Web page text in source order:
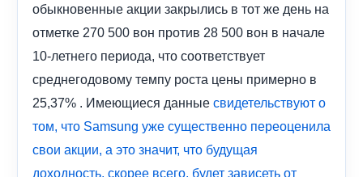
обыкновенные акции закрылись в тот же день на
отметке 270 500 вон против 28 500 вон в начале
10-летнего периода, что соответствует
среднегодовому темпу роста цены примерно в
25,37% . Имеющиеся данные свидетельствуют о
том, что Samsung уже существенно переоценила
свои акции, а это значит, что будущая
доходность, скорее всего, будет зависеть от